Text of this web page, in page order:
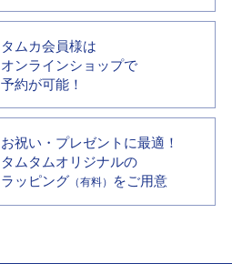
タムカ会員様は
オンラインショップで
予約が可能！
お祝い・プレゼントに最適！
タムタムオリジナルの
ラッピング （有料） をご用意